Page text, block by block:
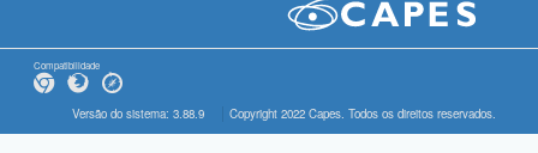
Compatibilidade
Versão do sistema: 3.88.9 Copyright 2022 Capes. Todos os direitos reservados.